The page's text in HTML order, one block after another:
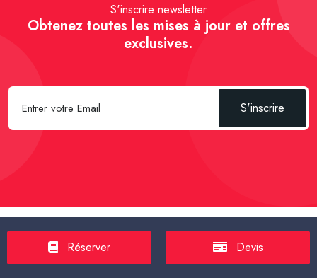
S'inscrire newsletter
Obtenez toutes les mises à jour et offres
exclusives.
S'inscrire
Spécial Passager : -Réserver un Taxi
Réserver Devis